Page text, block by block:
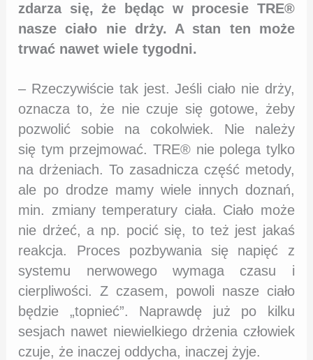
zdarza się, że będąc w procesie TRE®
nasze ciało nie drży. A stan ten może
trwać nawet wiele tygodni.
– Rzeczywiście tak jest. Jeśli ciało nie drży,
oznacza to, że nie czuje się gotowe, żeby
pozwolić sobie na cokolwiek. Nie należy
się tym przejmować. TRE® nie polega tylko
na drżeniach. To zasadnicza część metody,
ale po drodze mamy wiele innych doznań,
min. zmiany temperatury ciała. Ciało może
nie drżeć, a np. pocić się, to też jest jakaś
reakcja. Proces pozbywania się napięć z
systemu nerwowego wymaga czasu i
cierpliwości. Z czasem, powoli nasze ciało
będzie „topnieć”. Naprawdę już po kilku
sesjach nawet niewielkiego drżenia człowiek
czuje, że inaczej oddycha, inaczej żyje.